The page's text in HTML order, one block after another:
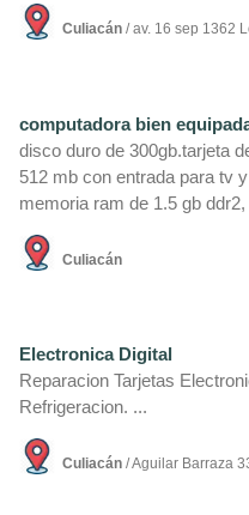
Culiacán / av. 16 sep 1362
computadora bien
disco duro de 300gb.tarjeta
512 mb con entrada para tv
memoria ram de 1.5 gb
Culiacán
Electronica Digital
Reparacion Tarjetas
Refrigeracion. ...
Culiacán / Aguilar Barraza